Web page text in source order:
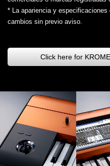
* La apariencia y
cambios sin previo aviso.
Click here for